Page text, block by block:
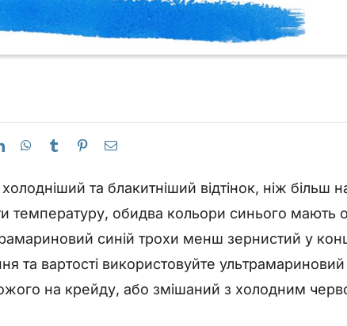
та блакитніший відтінок, ніж більш
обидва кольори синього мають
синій трохи менш зернистий у
та вартості використовуйте
на крейду, або змішаний з холодним